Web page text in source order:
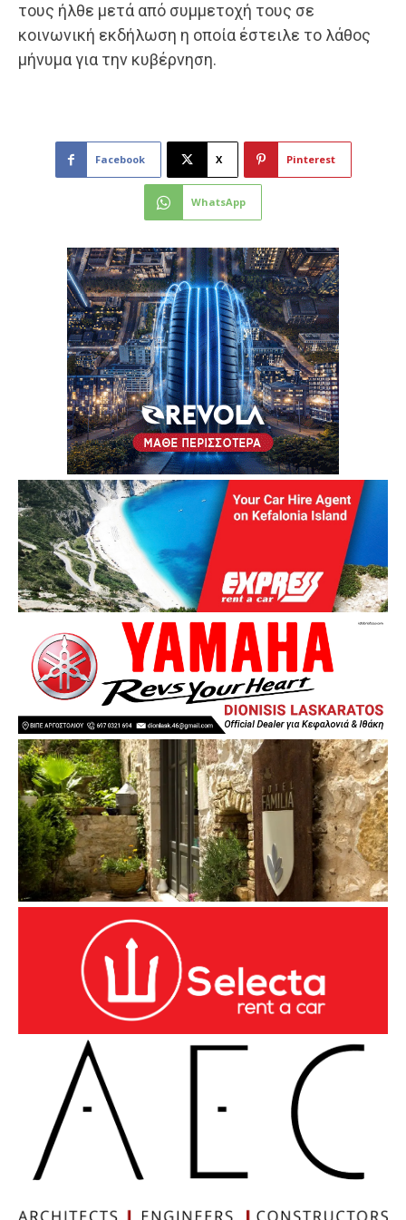
τους ήλθε μετά από συμμετοχή τους σε
κοινωνική εκδήλωση η οποία έστειλε το λάθος
μήνυμα για την κυβέρνηση.
Facebook X Pinterest
WhatsApp